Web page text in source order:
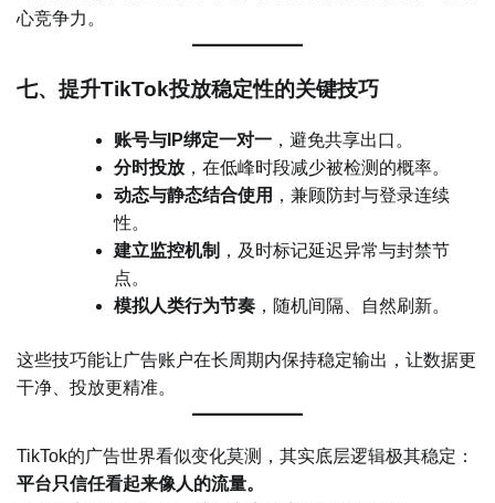
心竞争力。
七、提升TikTok投放稳定性的关键技巧
账号与IP绑定一对一 ，避免共享出口。
分时投放 ，在低峰时段减少被检测的概率。
动态与静态结合使用 ，兼顾防封与登录连续
性。
建立监控机制 ，及时标记延迟异常与封禁节
点。
模拟人类行为节奏 ，随机间隔、自然刷新。
这些技巧能让广告账户在长周期内保持稳定输出，让数据更
干净、投放更精准。
TikTok的广告世界看似变化莫测，其实底层逻辑极其稳定：
平台只信任看起来像人的流量。